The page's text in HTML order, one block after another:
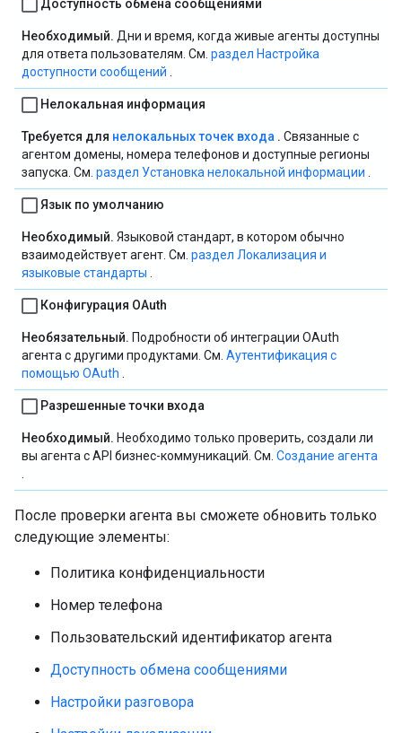
Доступность обмена сообщениями
Необходимый. Дни и время, когда живые агенты доступны
для ответа пользователям. См. раздел Настройка
доступности сообщений .
Нелокальная информация
Требуется для нелокальных точек входа . Связанные с
агентом домены, номера телефонов и доступные регионы
запуска. См. раздел Установка нелокальной информации .
Язык по умолчанию
Необходимый. Языковой стандарт, в котором обычно
взаимодействует агент. См. раздел Локализация и
языковые стандарты .
Конфигурация OAuth
Необязательный. Подробности об интеграции OAuth
агента с другими продуктами. См. Аутентификация с
помощью OAuth .
Разрешенные точки входа
Необходимый. Необходимо только проверить, создали ли
вы агента с API бизнес-коммуникаций. См. Создание агента
.
После проверки агента вы сможете обновить только
следующие элементы:
Политика конфиденциальности
Номер телефона
Пользовательский идентификатор агента
Доступность обмена сообщениями
Настройки разговора